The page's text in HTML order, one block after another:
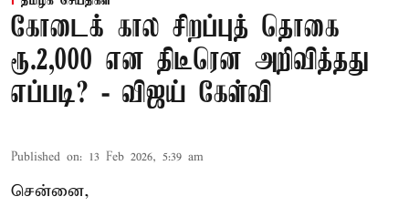
கோடைக் கால சிறப்புத் தொகை
ரூ.2,000 என திடீரென அறிவித்தது
எப்படி? - விஜய் கேள்வி
Published on: 13 Feb 2026, 5:39 am
சென்னை,